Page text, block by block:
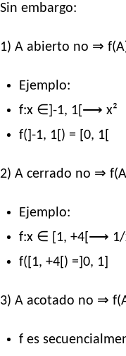
Sin embargo:
1) A abierto no ⇒
Ejemplo:
f:x ∈]-1, 1[⟶ x²
f(]-1, 1[) = [0, 1[
2) A cerrado no ⇒
Ejemplo:
f:x ∈ [1, +4[⟶
f([1, +4[) =]0, 1]
3) A acotado no ⇒
f es